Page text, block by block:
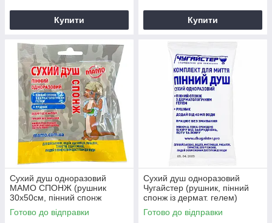
Купити Купити
Сухий душ одноразовий
МАМО СПОНЖ (рушник
30х50см, пінний спонж
20х12см)
Готово до відправки
Сухий душ одноразовий
Чугайстер (рушник, пінний
спонж із дермат. гелем)
Готово до відправки